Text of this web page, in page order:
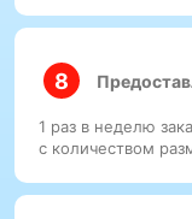
1 раз в неделю
с количеством